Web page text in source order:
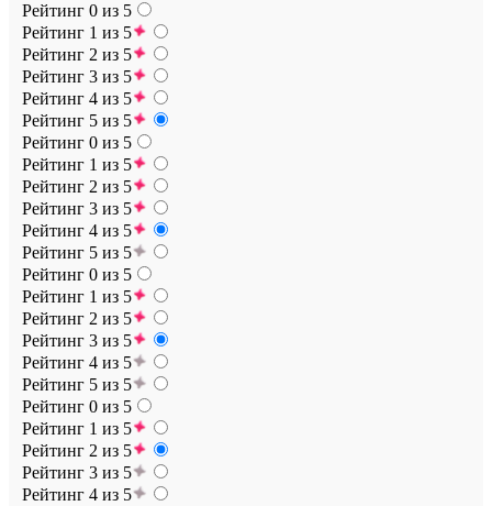
Рейтинг 0 из 5
Рейтинг 1 из 5
Рейтинг 2 из 5
Рейтинг 3 из 5
Рейтинг 4 из 5
Рейтинг 5 из 5
Рейтинг 0 из 5
Рейтинг 1 из 5
Рейтинг 2 из 5
Рейтинг 3 из 5
Рейтинг 4 из 5
Рейтинг 5 из 5
Рейтинг 0 из 5
Рейтинг 1 из 5
Рейтинг 2 из 5
Рейтинг 3 из 5
Рейтинг 4 из 5
Рейтинг 5 из 5
Рейтинг 0 из 5
Рейтинг 1 из 5
Рейтинг 2 из 5
Рейтинг 3 из 5
Рейтинг 4 из 5